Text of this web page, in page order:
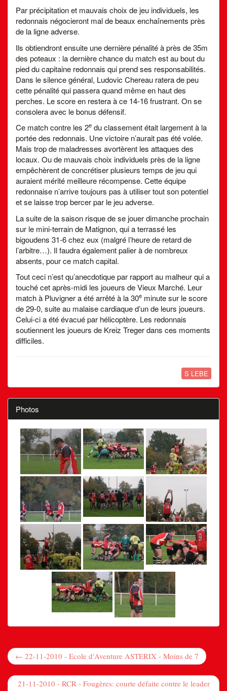
Par précipitation et mauvais choix de jeu individuels, les
redonnais négocieront mal de beaux enchaînements près
de la ligne adverse.
Ils obtiendront ensuite une dernière pénalité à près de 35m
des poteaux : la dernière chance du match est au bout du
pied du capitaine redonnais qui prend ses responsabilités.
Dans le silence général, Ludovic Chereau ratera de peu
cette pénalité qui passera quand même en haut des
perches. Le score en restera à ce 14-16 frustrant. On se
consolera avec le bonus défensif.
Ce match contre les 2e du classement était largement à la
portée des redonnais. Une victoire n’aurait pas été volée.
Mais trop de maladresses avortèrent les attaques des
locaux. Ou de mauvais choix individuels près de la ligne
empêchèrent de concrétiser plusieurs temps de jeu qui
auraient mérité meilleure récompense. Cette équipe
redonnaise n’arrive toujours pas à utiliser tout son potentiel
et se laisse trop bercer par le jeu adverse.
La suite de la saison risque de se jouer dimanche prochain
sur le mini-terrain de Matignon, qui a terrassé les
bigoudens 31-6 chez eux (malgré l’heure de retard de
l’arbitre…). Il faudra également palier à de nombreux
absents, pour ce match capital.
Tout ceci n’est qu’anecdotique par rapport au malheur qui a
touché cet après-midi les joueurs de Vieux Marché. Leur
match à Pluvigner a été arrêté à la 30e minute sur le score
de 29-0, suite au malaise cardiaque d’un de leurs joueurs.
Celui-ci a été évacué par hélicoptère. Les redonnais
soutiennent les joueurs de Kreiz Treger dans ces moments
difficiles.
S LEBE
Photos
← 22-11-2010 - Ecole d'Aventure ASTERIX - Moins de 7
21-11-2010 - RCR - Fougères: courte défaite contre le leader